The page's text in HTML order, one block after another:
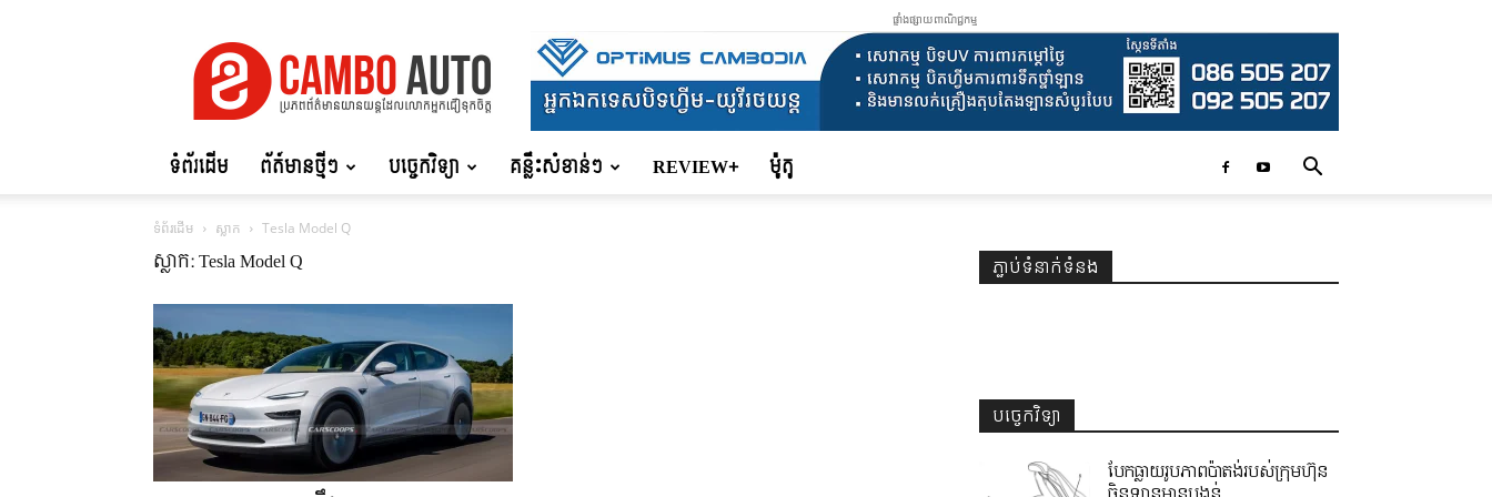
Auto
ផ្ទាំងផ្សាយពាណិជ្ជកម្ម
ទំព័រដើម ព័ត៍មានថ្មីៗ បច្ចេកវិទ្យា គន្លឹះសំខាន់ៗ REVIEW+ ម៉ូតូ
ទំព័រដើម ស្លាក Tesla Model Q
ស្លាក: Tesla Model Q ភ្ជាប់ទំនាក់ទំនង
បច្ចេកវិទ្យា
បែកធ្លាយរូបភាពប៉ាតង់របស់ក្រុមហ៊ុន